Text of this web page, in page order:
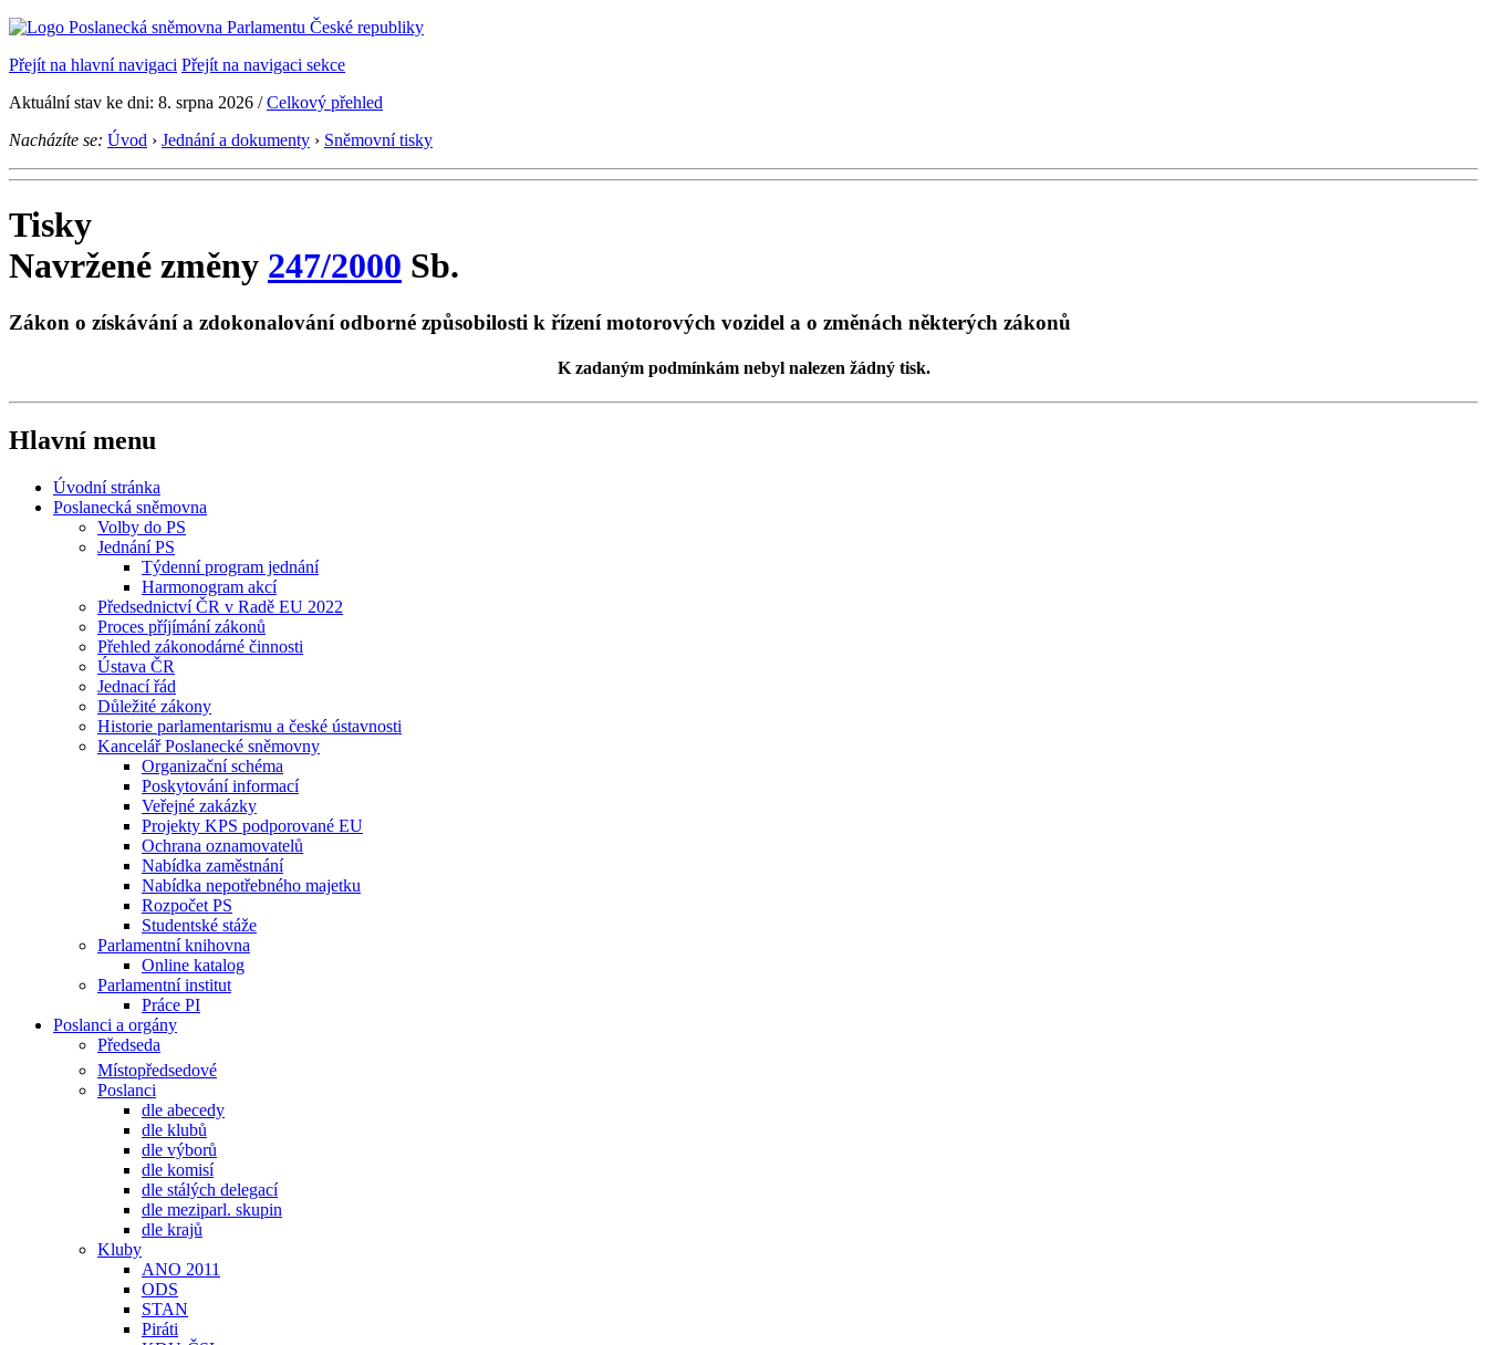
Přejít na hlavní navigaci Přejít na navigaci sekce
Aktuální stav ke dni: 8. srpna 2026 /Celkový přehled
Nacházíte se: Úvod › Jednání a dokumenty › Sněmovní tisky
Tisky
Navržené změny 247/2000 Sb.
Zákon o získávání a zdokonalování odborné způsobilosti k řízení motorových vozidel a o změnách některých zákonů
K zadaným podmínkám nebyl nalezen žádný tisk.
Hlavní menu
Úvodní stránka
Poslanecká sněmovna
Volby do PS
Jednání PS
Týdenní program jednání
Harmonogram akcí
Předsednictví ČR v Radě EU 2022
Proces příjímání zákonů
Přehled zákonodárné činnosti
Ústava ČR
Jednací řád
Důležité zákony
Historie parlamentarismu a české ústavnosti
Kancelář Poslanecké sněmovny
Organizační schéma
Poskytování informací
Veřejné zakázky
Projekty KPS podporované EU
Ochrana oznamovatelů
Nabídka zaměstnání
Nabídka nepotřebného majetku
Rozpočet PS
Studentské stáže
Parlamentní knihovna
Online katalog
Parlamentní institut
Práce PI
Poslanci a orgány
Předseda
Místopředsedové
Poslanci
dle abecedy
dle klubů
dle výborů
dle komisí
dle stálých delegací
dle meziparl. skupin
dle krajů
Kluby
ANO 2011
ODS
STAN
Piráti